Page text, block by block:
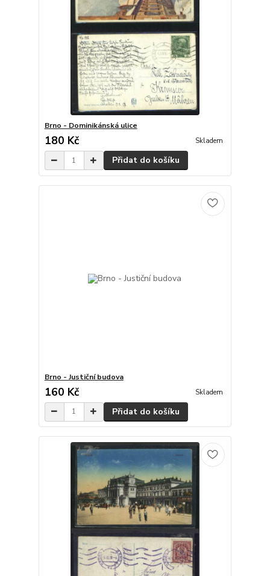
Brno - Dominikánská ulice
180 Kč Skladem
Přidat do košíku
Brno - Justiční budova
160 Kč Skladem
Přidat do košíku